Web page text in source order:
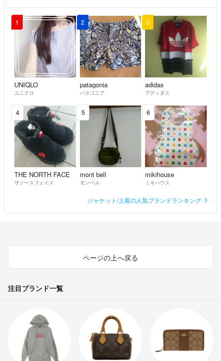
1
UNIQLO
ユニクロ
2
patagonia
パタゴニア
3
adidas
アディダス
4
THE NORTH FACE
ザノースフェイス
5
mont bell
モンベル
6
mikihouse
ミキハウス
ジャケット/上着の人気ブランドランキング
ページの上へ戻る
注目ブランド一覧